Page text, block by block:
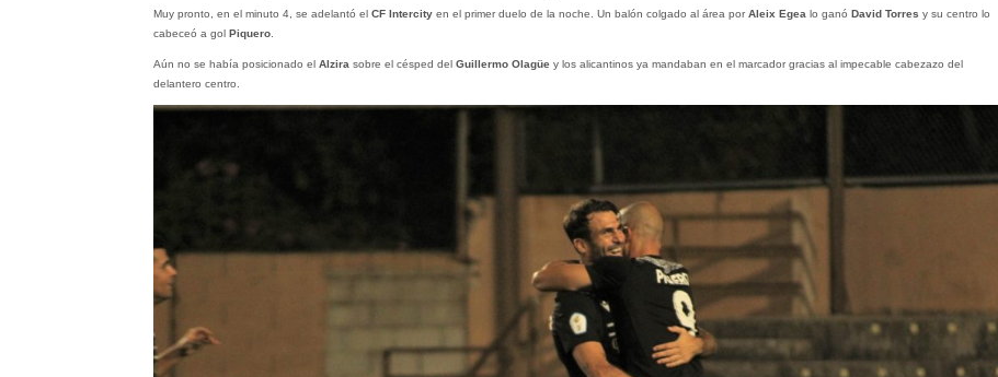
Muy pronto, en el minuto 4, se adelantó el CF Intercity en el primer duelo de la noche. Un balón colgado al área porAleix Egea lo ganó David Torres y su centro lo
cabeceó a gol Piquero.
Aún no se había posicionado el Alzira sobre el césped del Guillermo Olagüe y los alicantinos ya mandaban en el marcador gracias al impecable cabezazo del
delantero centro.